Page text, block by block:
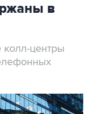
в
колл-центры